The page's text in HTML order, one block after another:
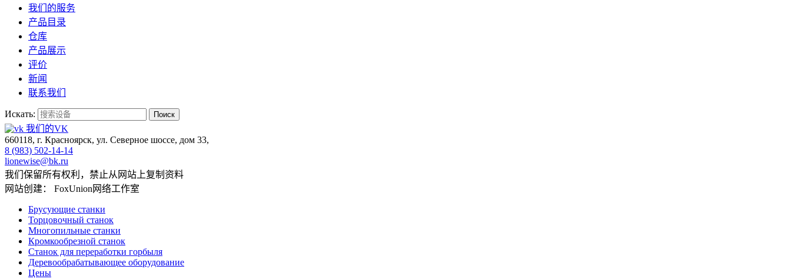
我们的服务
产品目录
仓库
产品展示
评价
新闻
联系我们
Искать: Поиск
我们的VK
660118, г. Красноярск, ул. Северное шоссе, дом 33,
8 (983) 502-14-14
lionewise@bk.ru
我们保留所有权利，禁止从网站上复制资料
网站创建： FoxUnion网络工作室
Брусующие станки
Торцовочный станок
Многопильные станки
Кромкообрезной станок
Станок для переработки горбыля
Деревообрабатывающее оборудование
Цены